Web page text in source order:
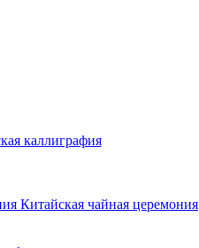
каллиграфия
Китайская чайная церемония